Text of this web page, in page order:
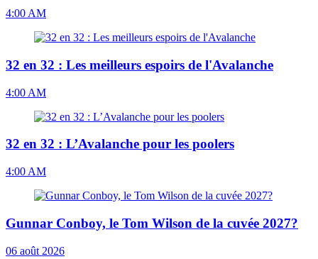
4:00 AM
32 en 32 : Les meilleurs espoirs de l'Avalanche
4:00 AM
32 en 32 : L’Avalanche pour les poolers
4:00 AM
Gunnar Conboy, le Tom Wilson de la cuvée 2027?
06 août 2026